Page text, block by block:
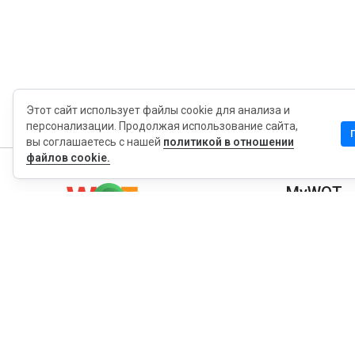
MyWOT
Этот сайт использует файлы cookie для анализа и
персонализации. Продолжая использование сайта,
вы соглашаетесь с нашей политикой в отношении
файлов cookie.